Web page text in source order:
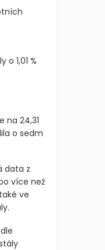
na
1,01 %
24,31
o sedm
data z
více než
ve